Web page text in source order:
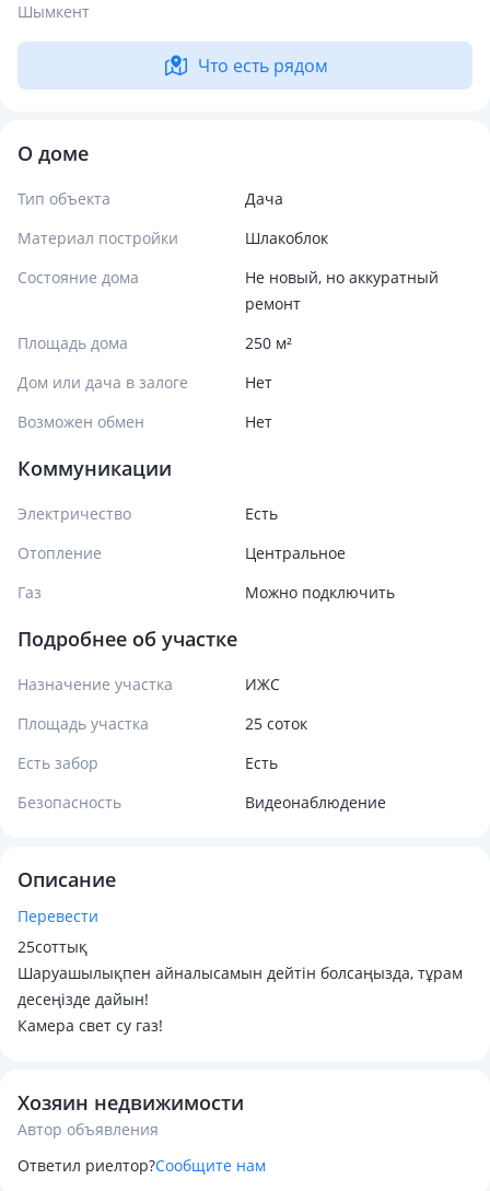
Шымкент
Что есть рядом
О доме
Тип объекта
Дача
Материал постройки
Шлакоблок
Состояние дома
Не новый, но аккуратный
ремонт
Площадь дома
250 м²
Дом или дача в залоге
Нет
Возможен обмен
Нет
Коммуникации
Электричество
Есть
Отопление
Центральное
Газ
Можно подключить
Подробнее об участке
Назначение участка
ИЖС
Площадь участка
25 соток
Есть забор
Есть
Безопасность
Видеонаблюдение
Описание
Перевести
25соттық
Шаруашылықпен айналысамын дейтін болсаңызда, тұрам
десеңізде дайын!
Камера свет су газ!
Хозяин недвижимости
Автор объявления
Ответил риелтор?Сообщите нам